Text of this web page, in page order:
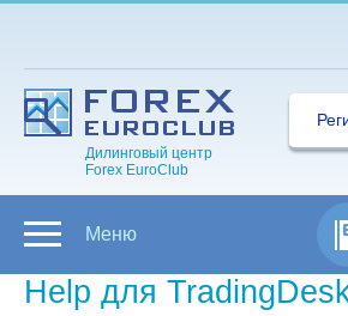
Дилинговый центр
Forex EuroClub
Меню
Help для